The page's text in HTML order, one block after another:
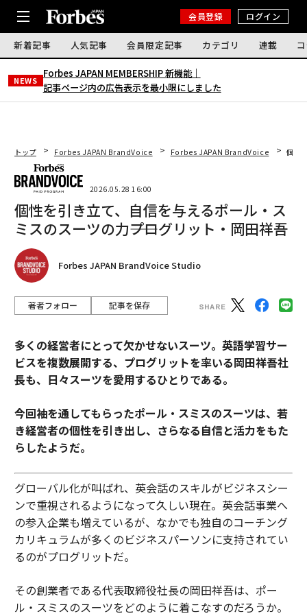
会員登録 ログイン
新着記事 人気記事 会員限定記事 カテゴリ 連載
NEWS
Forbes JAPAN MEMBERSHIP 新機能｜
記事ページ内の広告表示を最小限にしました
トップ Forbes JAPAN BrandVoice Forbes JAPAN BrandVoice 個性
2026.05.28 16:00
個性を引き立て、自信を与えるポール・ス
ミスのスーツの力――プログリット・岡田祥吾
Forbes JAPAN BrandVoice Studio
著者フォロー 記事を保存
多くの経営者にとって欠かせないスーツ。 英語学習サー
ビスを複数展開する、プログリットを率いる岡田祥吾社
長も、日々スーツを愛用するひとりである。
今回袖を通してもらったポール・スミスのスーツは、若
き経営者の個性を引き出し、さらなる自信と活力をもた
らしたようだ。
グローバル化が叫ばれ、英会話のスキルがビジネスシー
ンで重視されるようになって久しい現在。英会話事業へ
の参入企業も増えているが、なかでも独自のコーチング
カリキュラムが多くのビジネスパーソンに支持されてい
るのがプログリットだ。
その創業者である代表取締役社長の岡田祥吾は、ポー
ル・スミスのスーツをどのように着こなすのだろうか。